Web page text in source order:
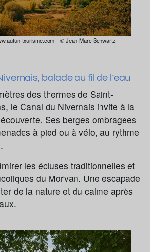
tourisme.com – © Jean-Marc Schwartz
balade au fil de l’eau
des thermes de Saint-
le Canal du Nivernais invite à la
Ses berges ombragées
à pied ou à vélo, au rythme
les écluses traditionnelles et
du Morvan. Une escapade
de la nature et du calme après